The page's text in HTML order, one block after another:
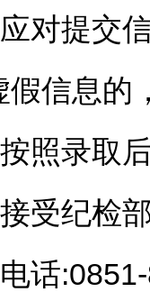
提交信
信息的
录取后
受纪检
:0851-